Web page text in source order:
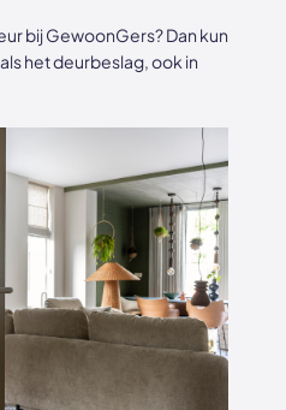
bij GewoonGers? Dan kun
het deurbeslag, ook in